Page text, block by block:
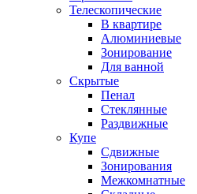
Телескопические
В квартире
Алюминиевые
Зонирование
Для ванной
Скрытые
Пенал
Стеклянные
Раздвижные
Купе
Сдвижные
Зонирования
Межкомнатные